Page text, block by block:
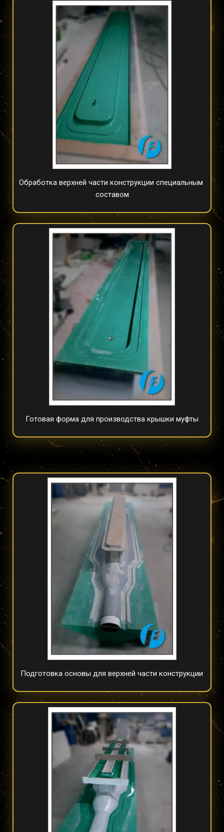
Обработка верхней части конструкции специальным
составом
Готовая форма для производства крышки муфты
Подготовка основы для верхней части конструкции